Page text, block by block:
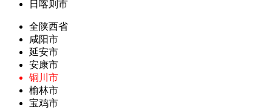
日喀则市
全陕西省
咸阳市
延安市
安康市
铜川市
榆林市
宝鸡市